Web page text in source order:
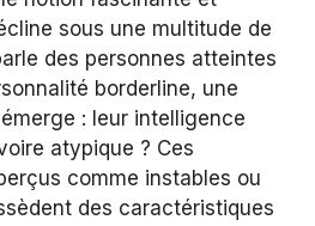
sous une multitude de
des personnes atteintes
borderline, une
: leur intelligence
atypique ? Ces
comme instables ou
des caractéristiques